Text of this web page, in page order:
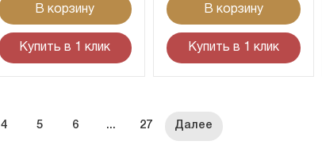
В корзину
Купить в 1 клик
В корзину
Купить в 1 клик
4 5 6 ... 27